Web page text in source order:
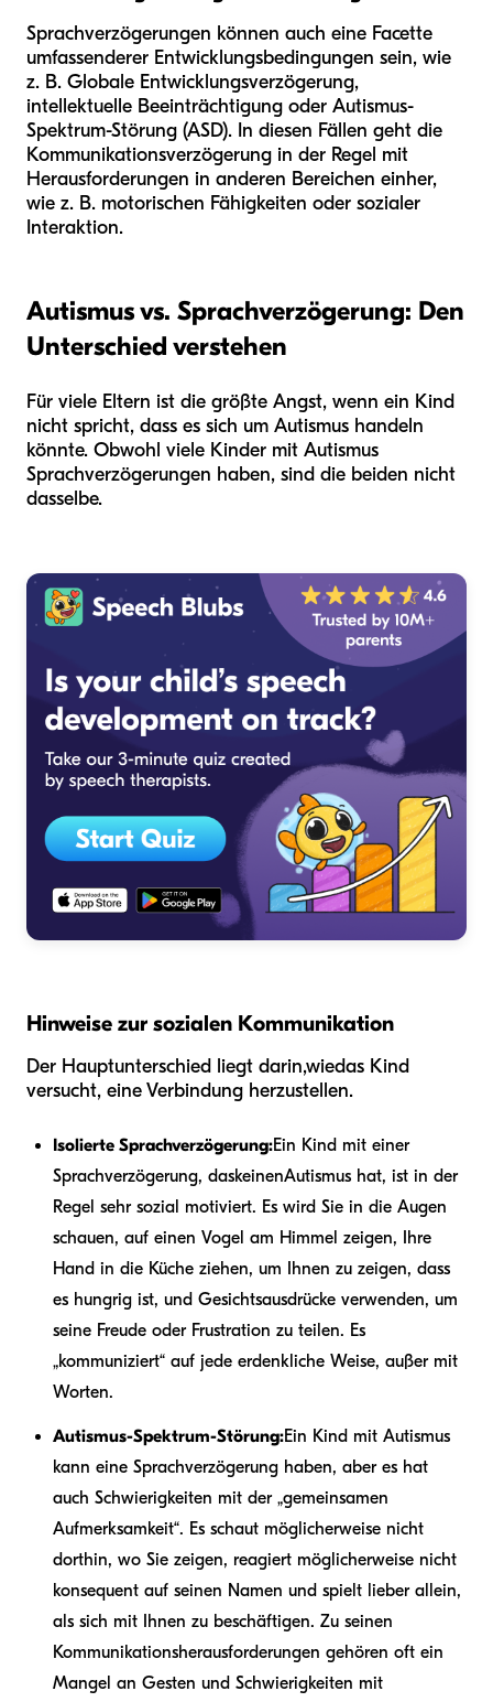
Sprachverzögerungen können auch eine Facette
umfassenderer Entwicklungsbedingungen sein, wie
z. B. Globale Entwicklungsverzögerung,
intellektuelle Beeinträchtigung oder Autismus-
Spektrum-Störung (ASD). In diesen Fällen geht die
Kommunikationsverzögerung in der Regel mit
Herausforderungen in anderen Bereichen einher,
wie z. B. motorischen Fähigkeiten oder sozialer
Interaktion.
Autismus vs. Sprachverzögerung: Den
Unterschied verstehen
Für viele Eltern ist die größte Angst, wenn ein Kind
nicht spricht, dass es sich um Autismus handeln
könnte. Obwohl viele Kinder mit Autismus
Sprachverzögerungen haben, sind die beiden nicht
dasselbe.
Hinweise zur sozialen Kommunikation
Der Hauptunterschied liegt darin,wiedas Kind
versucht, eine Verbindung herzustellen.
Isolierte Sprachverzögerung:Ein Kind mit einer
Sprachverzögerung, daskeinenAutismus hat, ist in der
Regel sehr sozial motiviert. Es wird Sie in die Augen
schauen, auf einen Vogel am Himmel zeigen, Ihre
Hand in die Küche ziehen, um Ihnen zu zeigen, dass
es hungrig ist, und Gesichtsausdrücke verwenden, um
seine Freude oder Frustration zu teilen. Es
„kommuniziert“ auf jede erdenkliche Weise, außer mit
Worten.
Autismus-Spektrum-Störung:Ein Kind mit Autismus
kann eine Sprachverzögerung haben, aber es hat
auch Schwierigkeiten mit der „gemeinsamen
Aufmerksamkeit“. Es schaut möglicherweise nicht
dorthin, wo Sie zeigen, reagiert möglicherweise nicht
konsequent auf seinen Namen und spielt lieber allein,
als sich mit Ihnen zu beschäftigen. Zu seinen
Kommunikationsherausforderungen gehören oft ein
Mangel an Gesten und Schwierigkeiten mit